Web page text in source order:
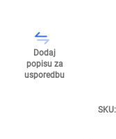
Dodaj
popisu za
usporedbu
SKU: